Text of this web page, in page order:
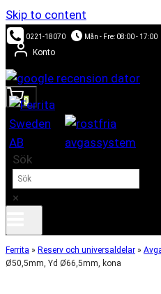
Skip to content
0221-18070 Mån - Fre: 08:00 - 17:00
Konto
0
Sök
×
Ferrita » Reserv och universaldelar »
Ø50,5mm, Yd Ø66,5mm, kona